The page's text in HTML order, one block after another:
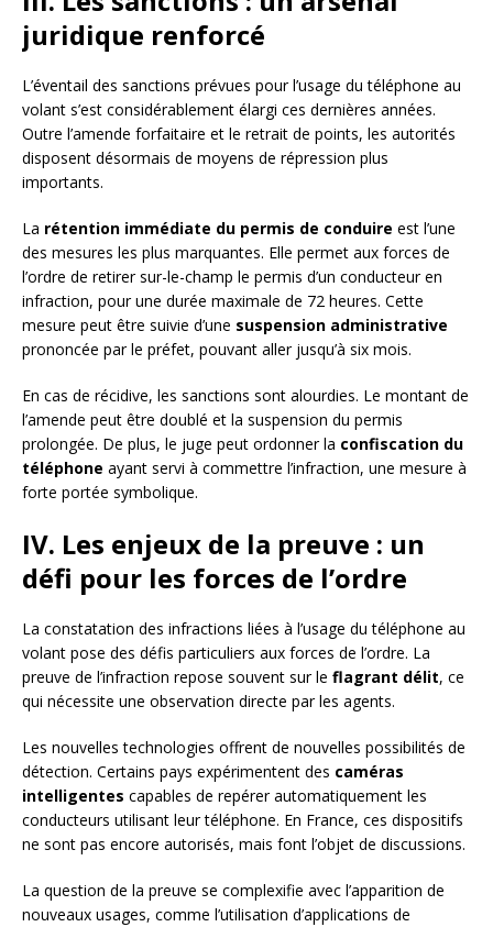
juridique renforcé
L’éventail des sanctions prévues pour l’usage du téléphone au
volant s’est considérablement élargi ces dernières années.
Outre l’amende forfaitaire et le retrait de points, les autorités
disposent désormais de moyens de répression plus
importants.
La rétention immédiate du permis de conduire est l’une
des mesures les plus marquantes. Elle permet aux forces de
l’ordre de retirer sur-le-champ le permis d’un conducteur en
infraction, pour une durée maximale de 72 heures. Cette
mesure peut être suivie d’une suspension administrative
prononcée par le préfet, pouvant aller jusqu’à six mois.
En cas de récidive, les sanctions sont alourdies. Le montant de
l’amende peut être doublé et la suspension du permis
prolongée. De plus, le juge peut ordonner la confiscation du
téléphone ayant servi à commettre l’infraction, une mesure à
forte portée symbolique.
IV. Les enjeux de la preuve : un
défi pour les forces de l’ordre
La constatation des infractions liées à l’usage du téléphone au
volant pose des défis particuliers aux forces de l’ordre. La
preuve de l’infraction repose souvent sur le flagrant délit, ce
qui nécessite une observation directe par les agents.
Les nouvelles technologies offrent de nouvelles possibilités de
détection. Certains pays expérimentent des caméras
intelligentes capables de repérer automatiquement les
conducteurs utilisant leur téléphone. En France, ces dispositifs
ne sont pas encore autorisés, mais font l’objet de discussions.
La question de la preuve se complexifie avec l’apparition de
nouveaux usages, comme l’utilisation d’applications de